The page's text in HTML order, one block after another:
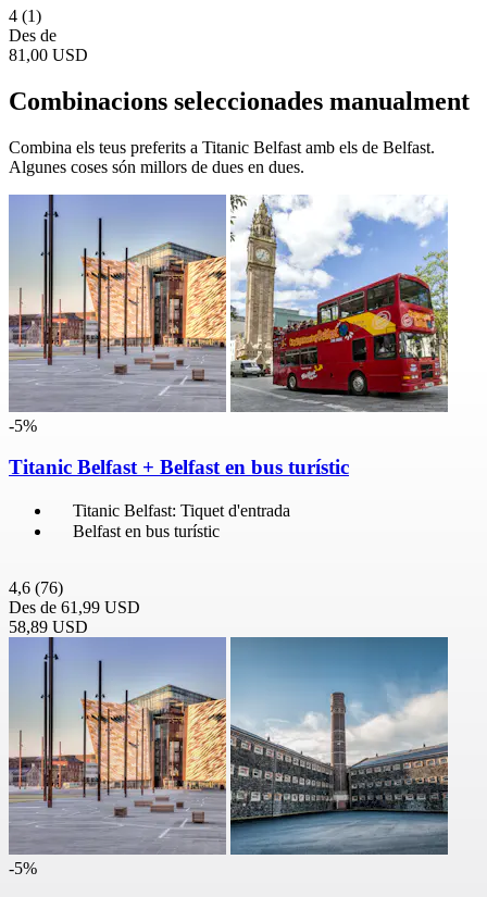
4 (1)
Des de
81,00 USD
Combinacions seleccionades manualment
Combina els teus preferits a Titanic Belfast amb els de Belfast.
Algunes coses són millors de dues en dues.
-5%
Titanic Belfast + Belfast en bus turístic
Titanic Belfast: Tiquet d'entrada
Belfast en bus turístic
4,6 (76)
Des de 61,99 USD
58,89 USD
-5%